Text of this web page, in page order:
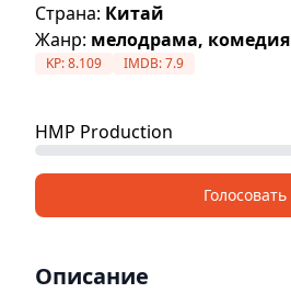
Страна: Китай
Жанр: мелодрама, комедия
KP:8.109 IMDB:7.9
HMP Production
Голосовать
Описание